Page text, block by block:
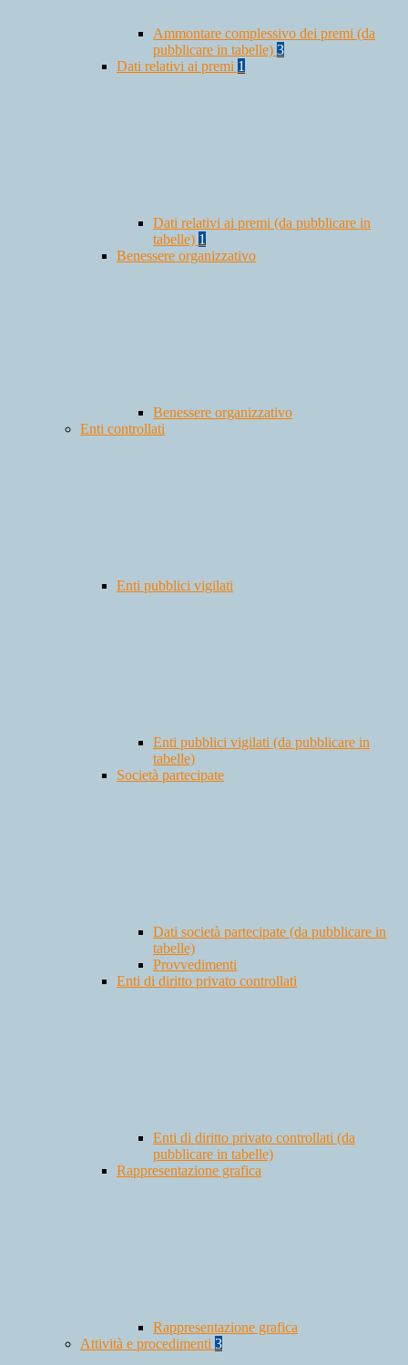
Ammontare complessivo dei premi (da
pubblicare in tabelle) 3
Dati relativi ai premi 1
Dati relativi ai premi (da pubblicare in
tabelle) 1
Benessere organizzativo
Benessere organizzativo
Enti controllati
Enti pubblici vigilati
Enti pubblici vigilati (da pubblicare in
tabelle)
Società partecipate
Dati società partecipate (da pubblicare in
tabelle)
Provvedimenti
Enti di diritto privato controllati
Enti di diritto privato controllati (da
pubblicare in tabelle)
Rappresentazione grafica
Rappresentazione grafica
Attività e procedimenti 3